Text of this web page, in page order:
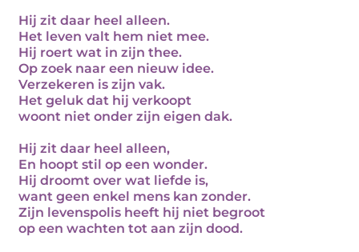
Hij zit daar heel alleen.
Het leven valt hem niet mee.
Hij roert wat in zijn thee.
Op zoek naar een nieuw idee.
Verzekeren is zijn vak.
Het geluk dat hij verkoopt
woont niet onder zijn eigen dak.
Hij zit daar heel alleen,
En hoopt stil op een wonder.
Hij droomt over wat liefde is,
want geen enkel mens kan zonder.
Zijn levenspolis heeft hij niet begroot
op een wachten tot aan zijn dood.